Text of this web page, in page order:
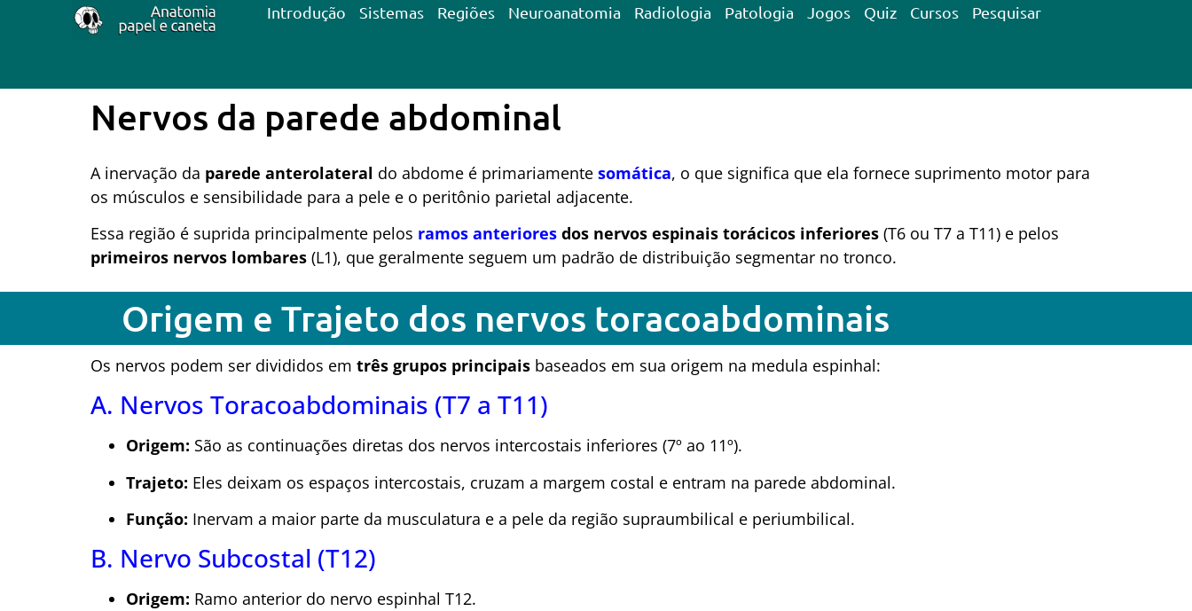
Introdução Sistemas Regiões Neuroanatomia Radiologia Patologia Jogos Quiz Cursos Pesquisar
Nervos da parede abdominal
A inervação da parede anterolateral do abdome é primariamente somática, o que significa que ela fornece suprimento motor para
os músculos e sensibilidade para a pele e o peritônio parietal adjacente.
Essa região é suprida principalmente pelos ramos anteriores dos nervos espinais torácicos inferiores (T6 ou T7 a T11) e pelos
primeiros nervos lombares (L1), que geralmente seguem um padrão de distribuição segmentar no tronco.
Origem e Trajeto dos nervos toracoabdominais
Os nervos podem ser divididos em três grupos principais baseados em sua origem na medula espinhal:
A. Nervos Toracoabdominais (T7 a T11)
Origem: São as continuações diretas dos nervos intercostais inferiores (7º ao 11º).
Trajeto: Eles deixam os espaços intercostais, cruzam a margem costal e entram na parede abdominal.
Função: Inervam a maior parte da musculatura e a pele da região supraumbilical e periumbilical.
B. Nervo Subcostal (T12)
Origem: Ramo anterior do nervo espinhal T12.